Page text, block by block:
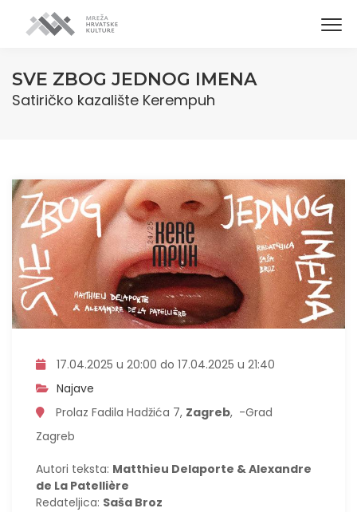
SVE ZBOG JEDNOG IMENA
Satiričko kazalište Kerempuh
17.04.2025 u 20:00 do 17.04.2025 u 21:40
Najave
Prolaz Fadila Hadžića 7, Zagreb, -Grad
Zagreb
Autori teksta: Matthieu Delaporte & Alexandre
de La Patellière
Redateljica: Saša Broz